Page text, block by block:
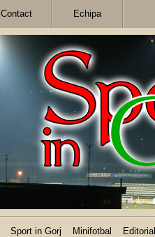
Contact Echipa
Sport in Gorj Minifotbal Editorial